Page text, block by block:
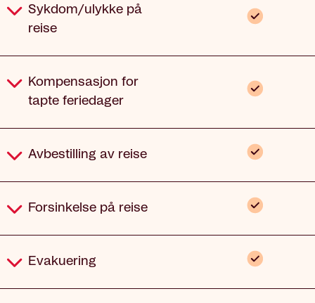
Sykdom/ulykke på
reise
Inkludert
Kompensasjon for
tapte feriedager
Inkludert
Avbestilling av reise Inkludert
Forsinkelse på reise Inkludert
Evakuering Inkludert